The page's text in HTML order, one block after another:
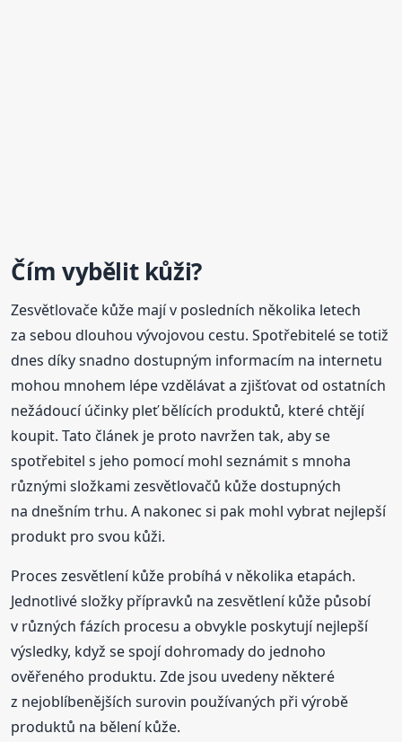
Čím vybělit kůži?
Zesvětlovače kůže mají v posledních několika letech
za sebou dlouhou vývojovou cestu. Spotřebitelé se totiž
dnes díky snadno dostupným informacím na internetu
mohou mnohem lépe vzdělávat a zjišťovat od ostatních
nežádoucí účinky pleť bělících produktů, které chtějí
koupit. Tato článek je proto navržen tak, aby se
spotřebitel s jeho pomocí mohl seznámit s mnoha
různými složkami zesvětlovačů kůže dostupných
na dnešním trhu. A nakonec si pak mohl vybrat nejlepší
produkt pro svou kůži.
Proces zesvětlení kůže probíhá v několika etapách.
Jednotlivé složky přípravků na zesvětlení kůže působí
v různých fázích procesu a obvykle poskytují nejlepší
výsledky, když se spojí dohromady do jednoho
ověřeného produktu. Zde jsou uvedeny některé
z nejoblíbenějších surovin používaných při výrobě
produktů na bělení kůže.